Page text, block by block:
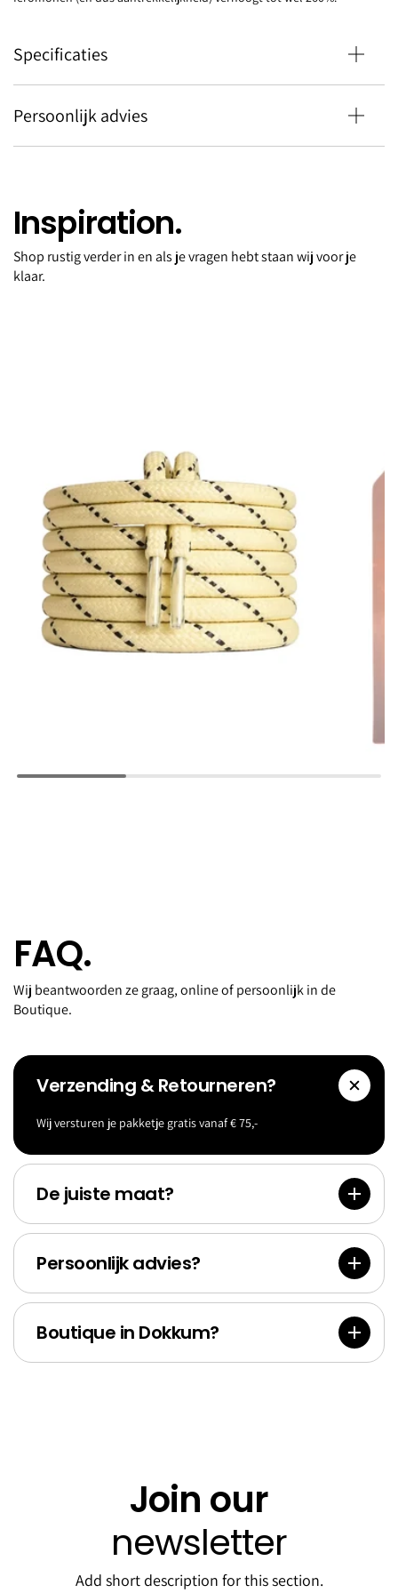
Specificaties
Persoonlijk advies
Workaholic extrait de parfum
Inspiration.
Shop rustig verder in en als je vragen hebt staan wij voor je
klaar.
Accessoi
res
FAQ.
Wij beantwoorden ze graag, online of persoonlijk in de
Boutique.
Verzending & Retourneren?
Wij versturen je pakketje gratis vanaf € 75,-
De juiste maat?
Persoonlijk advies?
Boutique in Dokkum?
Join our
newsletter
Add short description for this section.